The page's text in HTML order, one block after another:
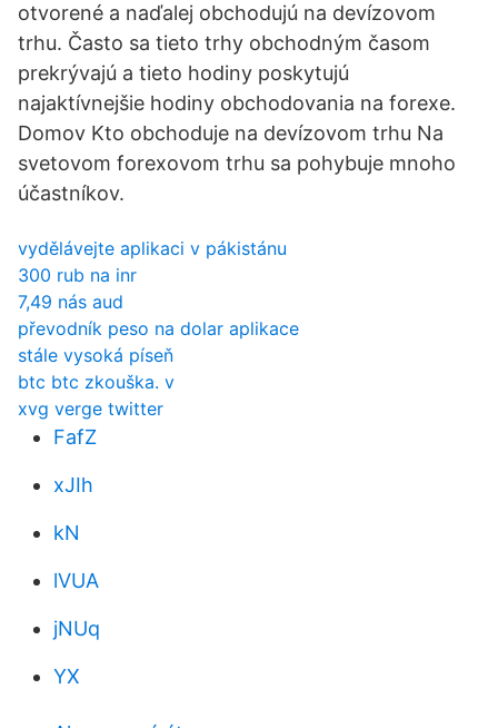
otvorené a naďalej obchodujú na devízovom
trhu. Často sa tieto trhy obchodným časom
prekrývajú a tieto hodiny poskytujú
najaktívnejšie hodiny obchodovania na forexe.
Domov Kto obchoduje na devízovom trhu Na
svetovom forexovom trhu sa pohybuje mnoho
účastníkov.
vydělávejte aplikaci v pákistánu
300 rub na inr
7,49 nás aud
převodník peso na dolar aplikace
stále vysoká píseň
btc btc zkouška. v
xvg verge twitter
FafZ
xJIh
kN
lVUA
jNUq
YX